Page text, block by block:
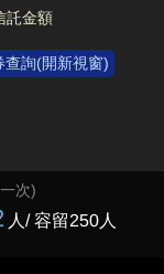
託金額
查詢(開新視窗)